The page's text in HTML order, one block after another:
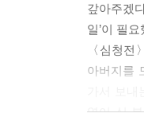
갚아주겠
일’이 필
〈심청
아버지를
열어 심